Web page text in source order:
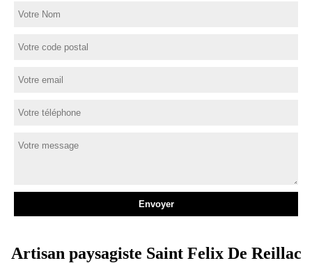
Artisan paysagiste Saint Felix De Reillac